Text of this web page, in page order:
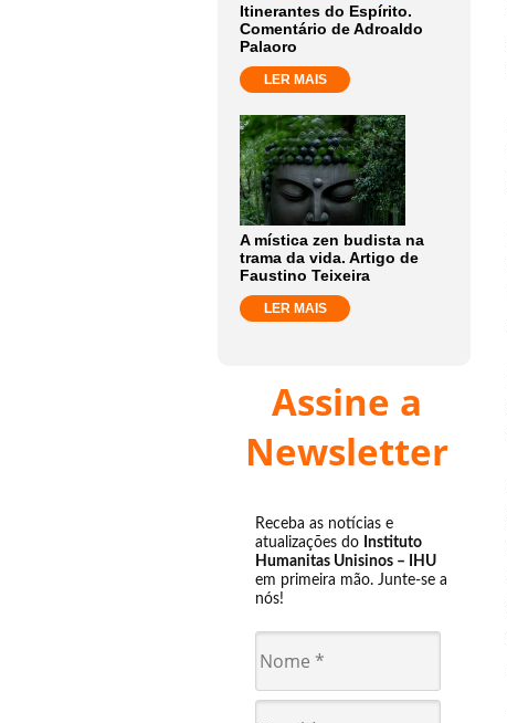
Itinerantes do Espírito.
Comentário de Adroaldo
Palaoro
LER MAIS
A mística zen budista na
trama da vida. Artigo de
Faustino Teixeira
LER MAIS
Assine a
Newsletter
Receba as notícias e
atualizações do Instituto
Humanitas Unisinos – IHU
em primeira mão. Junte-se a
nós!